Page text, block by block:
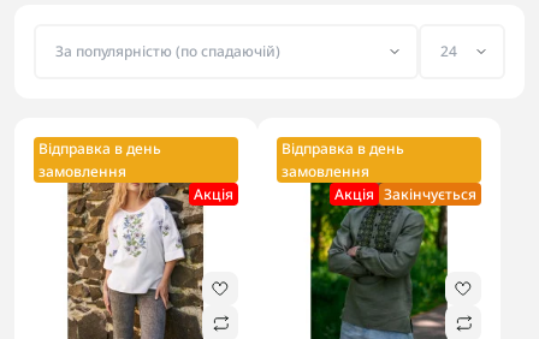
Відправка в день
замовлення
Акцiя
Відправка в день
замовлення
Акцiя Закінчується